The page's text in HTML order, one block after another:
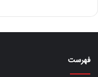
فهرست